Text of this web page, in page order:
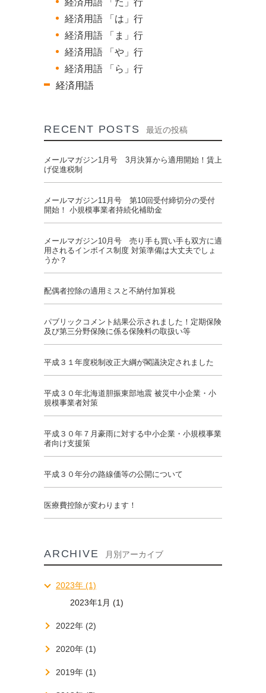
経済用語 「た」行
経済用語 「は」行
経済用語 「ま」行
経済用語 「や」行
経済用語 「ら」行
経済用語
RECENT POSTS 最近の投稿
メールマガジン1月号 3月決算から適用開始！賃上
げ促進税制
メールマガジン11月号 第10回受付締切分の受付
開始！ 小規模事業者持続化補助金
メールマガジン10月号 売り手も買い手も双方に適
用されるインボイス制度 対策準備は大丈夫でしょ
うか？
配偶者控除の適用ミスと不納付加算税
パブリックコメント結果公示されました！定期保険
及び第三分野保険に係る保険料の取扱い等
平成３１年度税制改正大綱が閣議決定されました
平成３０年北海道胆振東部地震 被災中小企業・小
規模事業者対策
平成３０年７月豪雨に対する中小企業・小規模事業
者向け支援策
平成３０年分の路線価等の公開について
医療費控除が変わります！
ARCHIVE 月別アーカイブ
2023年 (1)
2023年1月 (1)
2022年 (2)
2020年 (1)
2019年 (1)